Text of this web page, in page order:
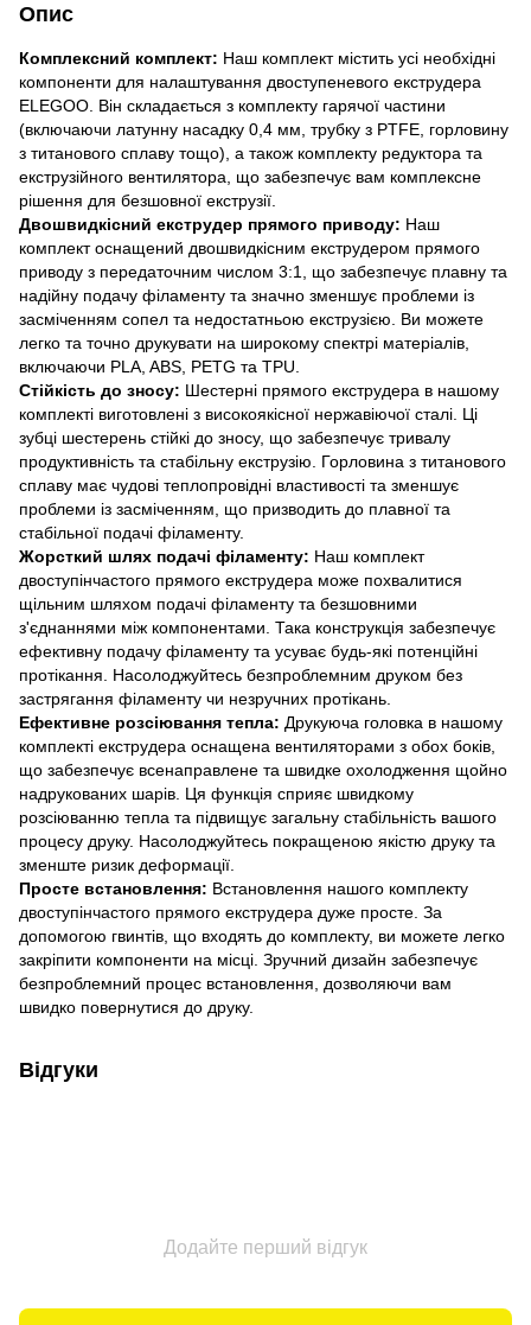
Опис
Комплексний комплект: Наш комплект містить усі необхідні
компоненти для налаштування двоступеневого екструдера
ELEGOO. Він складається з комплекту гарячої частини
(включаючи латунну насадку 0,4 мм, трубку з PTFE, горловину
з титанового сплаву тощо), а також комплекту редуктора та
екструзійного вентилятора, що забезпечує вам комплексне
рішення для безшовної екструзії.
Двошвидкісний екструдер прямого приводу: Наш
комплект оснащений двошвидкісним екструдером прямого
приводу з передаточним числом 3:1, що забезпечує плавну та
надійну подачу філаменту та значно зменшує проблеми із
засміченням сопел та недостатньою екструзією. Ви можете
легко та точно друкувати на широкому спектрі матеріалів,
включаючи PLA, ABS, PETG та TPU.
Стійкість до зносу: Шестерні прямого екструдера в нашому
комплекті виготовлені з високоякісної нержавіючої сталі. Ці
зубці шестерень стійкі до зносу, що забезпечує тривалу
продуктивність та стабільну екструзію. Горловина з титанового
сплаву має чудові теплопровідні властивості та зменшує
проблеми із засміченням, що призводить до плавної та
стабільної подачі філаменту.
Жорсткий шлях подачі філаменту: Наш комплект
двоступінчастого прямого екструдера може похвалитися
щільним шляхом подачі філаменту та безшовними
з'єднаннями між компонентами. Така конструкція забезпечує
ефективну подачу філаменту та усуває будь-які потенційні
протікання. Насолоджуйтесь безпроблемним друком без
застрягання філаменту чи незручних протікань.
Ефективне розсіювання тепла: Друкуюча головка в нашому
комплекті екструдера оснащена вентиляторами з обох боків,
що забезпечує всенаправлене та швидке охолодження щойно
надрукованих шарів. Ця функція сприяє швидкому
розсіюванню тепла та підвищує загальну стабільність вашого
процесу друку. Насолоджуйтесь покращеною якістю друку та
зменште ризик деформації.
Просте встановлення: Встановлення нашого комплекту
двоступінчастого прямого екструдера дуже просте. За
допомогою гвинтів, що входять до комплекту, ви можете легко
закріпити компоненти на місці. Зручний дизайн забезпечує
безпроблемний процес встановлення, дозволяючи вам
швидко повернутися до друку.
Відгуки
Додайте перший відгук